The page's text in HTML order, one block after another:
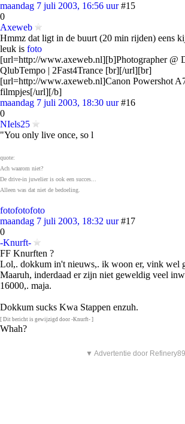
maandag 7 juli 2003, 16:56 uur #15
0
Axeweb
Hmmz dat ligt in de buurt (20 min rijden) eens
leuk is foto
[url=http://www.axeweb.nl][b]Photographer @
QlubTempo | 2Fast4Trance [br][/url][br]
[url=http://www.axeweb.nl]Canon Powershot
filmpjes[/url][/b]
maandag 7 juli 2003, 18:30 uur #16
0
NIels25
"You only live once, so l
quote:
Ach waarom niet?
De drive-in juwelier is ook een succes...
Alleen was dat niet de bedoeling.
fotofotofoto
maandag 7 juli 2003, 18:32 uur #17
0
-Knurft-
FF Knurften ?
Lol,. dokkum in't nieuws,. ik woon er, vink wel
Maaruh, inderdaad er zijn niet geweldig veel
16000,. maja.
Dokkum sucks Kwa Stappen enzuh.
[ Dit bericht is gewijzigd door -Knurft- ]
Whah?
▼ Advertentie door Refinery89